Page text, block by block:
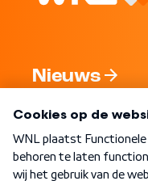
Nieuws
Nieuwsbrief